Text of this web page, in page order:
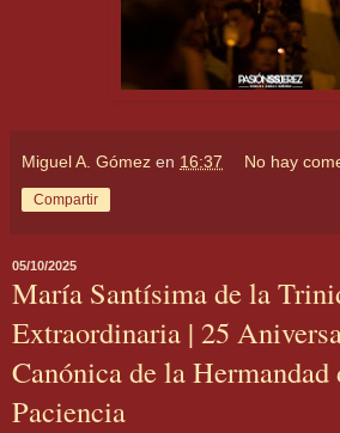
Miguel A. Gómez en 16:37 No hay
Compartir
05/10/2025
María Santísima de la
Extraordinaria | 25
Canónica de la
Paciencia